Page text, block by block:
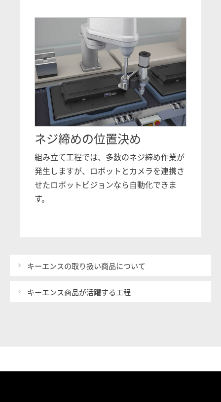
ネジ締めの位置決め
組み立て工程では、多数のネジ締め作業が
発生しますが、ロボットとカメラを連携さ
せたロボットビジョンなら自動化できま
す。
キーエンスの取り扱い商品について
キーエンス商品が活躍する工程